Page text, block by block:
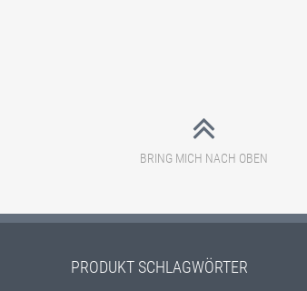
BRING MICH NACH OBEN
PRODUKT SCHLAGWÖRTER